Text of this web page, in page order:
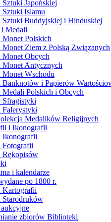
Japońskiej
Islamu
Sztuki Buddyjskiej i Hinduskiej
i Medali
Polskich
Ziem z Polską Związanych
Obcych
Monet Antycznych
Wschodu
i Papierów
Medali Polskich i Obcych
Sfragistyki
Medalików Religijnych
i Ikonografii
Ikonografii
Fotografii
Rękopisów
i kalendarze
po 1800 r.
Kartografii
Starodruków
zbiorów Biblioteki